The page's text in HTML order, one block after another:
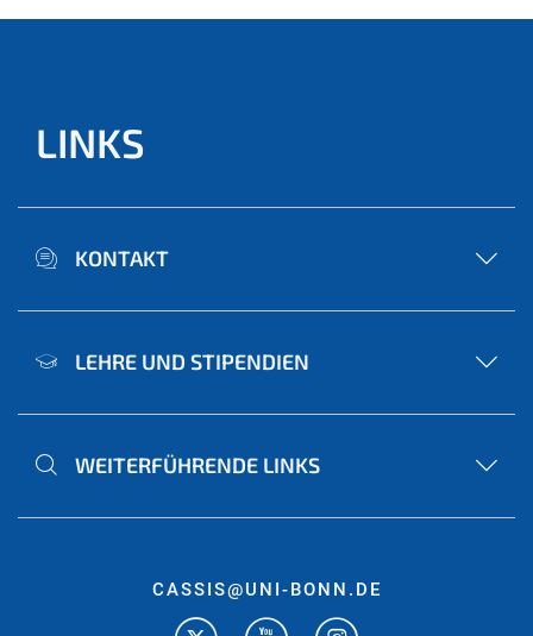
LINKS
KONTAKT
LEHRE UND STIPENDIEN
WEITERFÜHRENDE LINKS
CASSIS@UNI-BONN.DE